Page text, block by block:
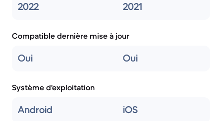
2022 2021
Compatible dernière mise à jour
Oui Oui
Système d'exploitation
Android iOS